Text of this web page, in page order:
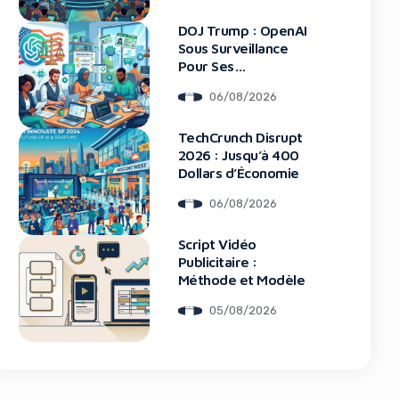
DOJ Trump : OpenAI
Sous Surveillance
Pour Ses
06/08/2026
TechCrunch Disrupt
2026 : Jusqu’à 400
Dollars d’Économie
06/08/2026
Script Vidéo
Publicitaire :
Méthode et Modèle
05/08/2026